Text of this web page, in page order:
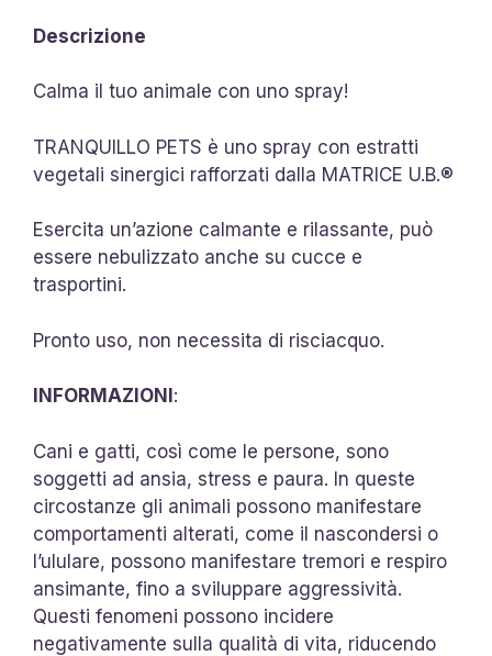
Descrizione
Calma il tuo animale con uno spray!
TRANQUILLO PETS è uno spray con estratti
vegetali sinergici rafforzati dalla MATRICE U.B.®
Esercita un’azione calmante e rilassante, può
essere nebulizzato anche su cucce e
trasportini.
Pronto uso, non necessita di risciacquo.
INFORMAZIONI :
Cani e gatti, così come le persone, sono
soggetti ad ansia, stress e paura. In queste
circostanze gli animali possono manifestare
comportamenti alterati, come il nascondersi o
l’ululare, possono manifestare tremori e respiro
ansimante, fino a sviluppare aggressività.
Questi fenomeni possono incidere
negativamente sulla qualità di vita, riducendo